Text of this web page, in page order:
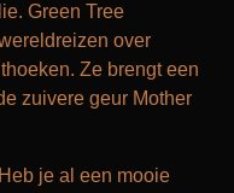
Green Tree
over
Ze brengt een
zuivere geur Mother
je al een mooie